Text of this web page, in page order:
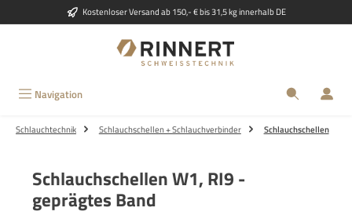
Zum Hauptinhalt springenKostenloser Versand ab 150,- € bis 31,5 kg innerhalb DE
Navigation
Schlauchtechnik Schlauchschellen + Schlauchverbinder Schlauchschellen
Schlauchschellen W1, RI9 -
geprägtes Band